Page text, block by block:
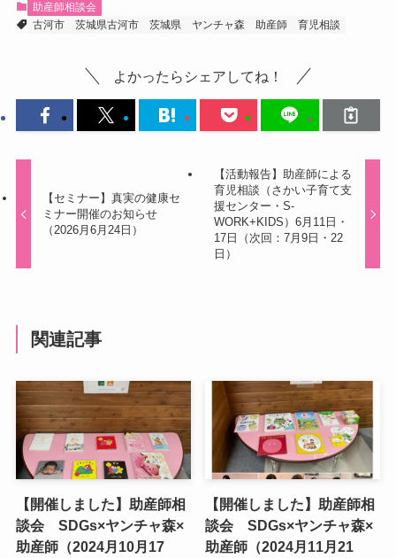
助産師相談会
古河市
茨城県古河市 茨城県 ヤンチャ森 助産師 育児相談
よかったらシェアしてね！
【セミナー】真実の健康セ
ミナー開催のお知らせ
（2026月6月24日）
【活動報告】助産師による
育児相談（さかい子育て支
援センター・S-
WORK+KIDS）6月11日・
17日（次回：7月9日・22
日）
関連記事
【開催しました】助産師相
談会 SDGs×ヤンチャ森×
助産師（2024月10月17
【開催しました】助産師相
談会 SDGs×ヤンチャ森×
助産師（2024月11月21